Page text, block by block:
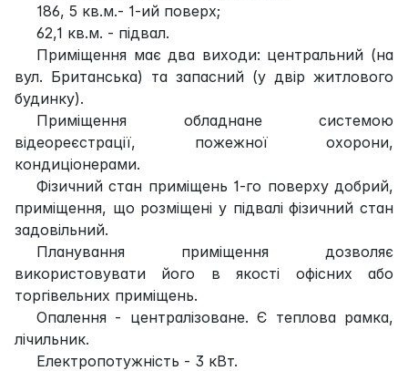
186, 5 кв.м.- 1-ий поверх;
62,1 кв.м. - підвал.
Приміщення має два виходи: центральний (на
вул. Британська) та запасний (у двір житлового
будинку).
Приміщення обладнане системою
відеореєстрації, пожежної охорони,
кондиціонерами.
Фізичний стан приміщень 1-го поверху добрий,
приміщення, що розміщені у підвалі фізичний стан
задовільний.
Планування приміщення дозволяє
використовувати його в якості офісних або
торгівельних приміщень.
Опалення - централізоване. Є теплова рамка,
лічильник.
Електропотужність - 3 кВт.